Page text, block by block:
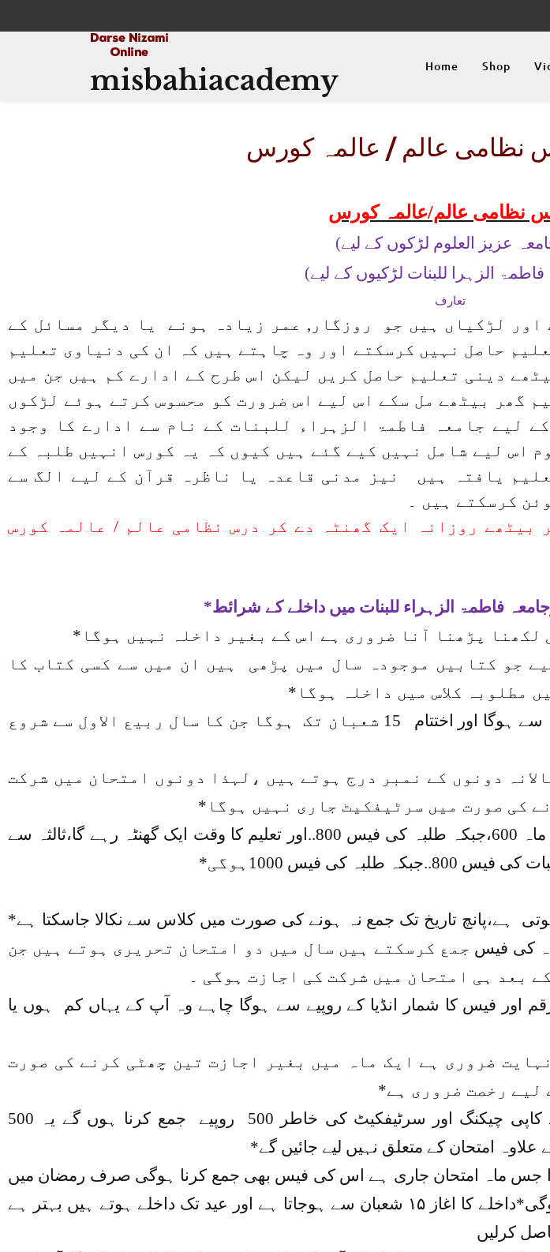
misbahiacademy Home Shop
نظامی عالم / عالمہ کورس
نظامی عالم/عالمہ کورس
عزیز العلوم لڑکوں کے لیے)
الزہرا للبنات لڑکیوں کے لیے)
تعارف
اور لڑکیاں ہیں جو روزگار, عمر زیادہ ہونے یا دیگر مسائل کے
حاصل نہیں کرسکتے اور وہ چاہتے ہیں کہ ان کی دنیاوی تعلیم
دینی تعلیم حاصل کریں لیکن اس طرح کے ادارے کم ہیں جن میں
گھر بیٹھے مل سکے اس لیے اس ضرورت کو محسوس کرتے ہوئے لڑکوں
لیے جامعہ فاطمۃ الزہراء للبنات کے نام سے ادارے کا وجود
اس لیے شامل نہیں کیے گئے ہیں کیوں کہ یہ کورس انہیں طلبہ کے
یافتہ ہیں نیز مدنی قاعدہ یا ناظرہ قرآن کے لیے الگ سے
کرسکتے ہیں ۔
بیٹھے روزانہ ایک گھنٹہ دے کر درس نظامی عالم / عالمہ کورس
فاطمۃ الزہراء للبنات میں داخلے کے شرائط*
پڑھنا آنا ضروری ہے اس کے بغیر داخلہ نہیں ہوگا*
جو کتابیں موجودہ سال میں پڑھی ہیں ان میں سے کسی کتاب کا
مطلوبہ کلاس میں داخلہ ہوگا*
ہوگا اور اختتام 15 شعبان تک ہوگا جن کا سال ربیع الاول سے شروع
دونوں کے نمبر درج ہوتے ہیں ،لہذا دونوں امتحان میں شرکت
کی صورت میں سرٹیفکیٹ جاری نہیں ہوگا*
==درجہ اولی سے ثانیہ تک طالبات کی فیس ہر ماہ 600،جبکہ طلبہ کی فیس 800..اور تعلیم کا وقت ایک گھنٹہ رہے گا،ثالثہ سے
کی فیس 1000ہوگی*
ہے،پانچ تاریخ تک جمع نہ ہونے کی صورت میں کلاس سے نکالا جاسکتا ہے*
کی فیس جمع کرسکتے ہیں سال میں دو امتحان تحریری ہوتے ہیں جن
بعد ہی امتحان میں شرکت کی اجازت ہوگی ۔
اور فیس کا شمار انڈیا کے روپیے سے ہوگا چاہے وہ آپ کے یہاں کم ہوں یا
ضروری ہے ایک ماہ میں بغیر اجازت تین چھٹی کرنے کی صورت
لیے رخصت ضروری ہے*
==ششماہی اور سالانہ تحریری امتحان کے لیے کاپی چیکنگ اور سرٹیفکیٹ کی خاطر 500 روپیے جمع کرنا ہوں گے یہ 500
امتحان کے متعلق نہیں لیے جائیں گے*
ماہ امتحان جاری ہے اس کی فیس بھی جمع کرنا ہوگی صرف رمضان میں
پڑھائی نہ ہونے کی صورت میں فیس جمع نہیں ہوگی*داخلے کا اغاز ۱۵ شعبان سے ہوجاتا ہے اور عید تک داخلے ہوتے ہیں بہتر ہے
کرلیں